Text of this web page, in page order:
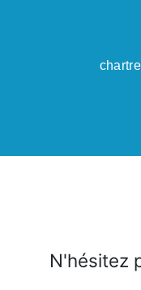
N'hésitez